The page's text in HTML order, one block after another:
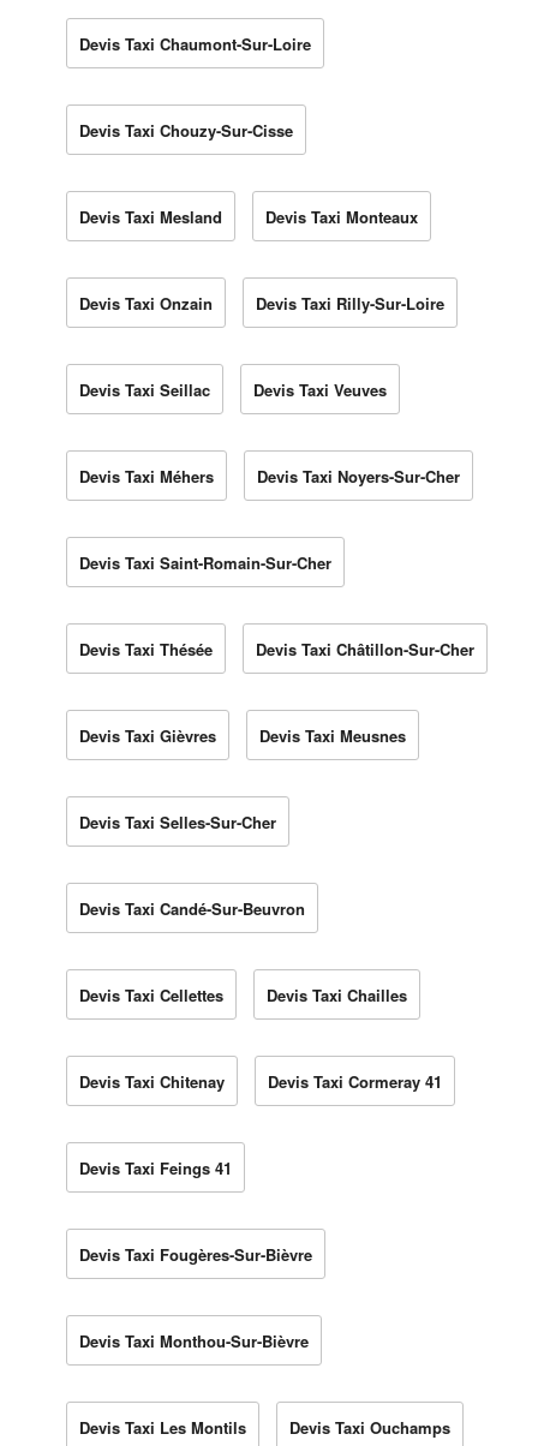
Devis Taxi Chaumont-Sur-Loire
Devis Taxi Chouzy-Sur-Cisse
Devis Taxi Mesland Devis Taxi Monteaux
Devis Taxi Onzain Devis Taxi Rilly-Sur-Loire
Devis Taxi Seillac Devis Taxi Veuves
Devis Taxi Méhers Devis Taxi Noyers-Sur-Cher
Devis Taxi Saint-Romain-Sur-Cher
Devis Taxi Thésée Devis Taxi Châtillon-Sur-Cher
Devis Taxi Gièvres Devis Taxi Meusnes
Devis Taxi Selles-Sur-Cher
Devis Taxi Candé-Sur-Beuvron
Devis Taxi Cellettes Devis Taxi Chailles
Devis Taxi Chitenay Devis Taxi Cormeray 41
Devis Taxi Feings 41
Devis Taxi Fougères-Sur-Bièvre
Devis Taxi Monthou-Sur-Bièvre
Devis Taxi Les Montils Devis Taxi Ouchamps